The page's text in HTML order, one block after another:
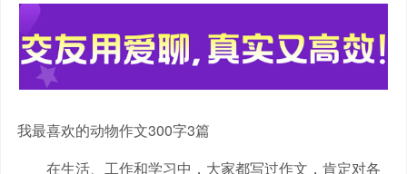
我最喜欢的动物作文300字3篇
在生活、工作和学习中，大家都写过作文，肯定对各